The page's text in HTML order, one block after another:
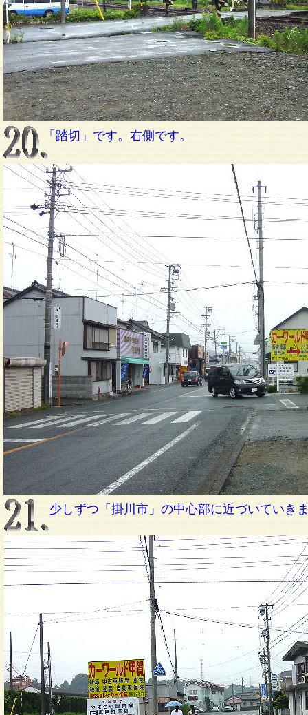
「踏切」です。右側です。
少しずつ「掛川市」の中心部に近づいていき